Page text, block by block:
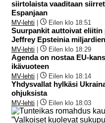
siirtolaista vaaditaan
Espanjaan
MV-lehti | Eilen klo 18:51
Suurpankit auttoivat eliitin
Jeffrey Epsteinia
MV-lehti | Eilen klo 18:29
Agenda on nostaa EU-
ikävuoteen
MV-lehti | Eilen klo 18:14
Yhdysvallat hylkäsi
ohjuksista
MV-lehti | Eilen klo 18:03